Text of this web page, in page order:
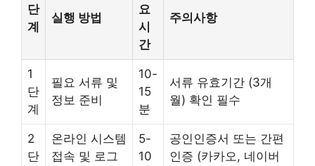
단
계
실행 방법
요
시
간
주의사항
1
단
계
필요 서류 및
정보 준비
10-
15
분
서류 유효기간 (3개
월) 확인 필수
2
단
온라인 시스템
접속 및 로그
5-
10
공인인증서 또는 간편
인증 (카카오, 네이버